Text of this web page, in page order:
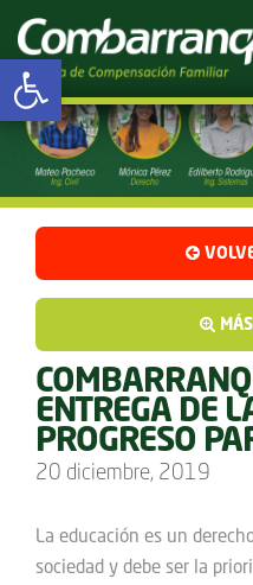
Abrir barra
ENTREGA DE
PROGRESO
20 diciembre, 2019
La educación es un
sociedad y debe ser la